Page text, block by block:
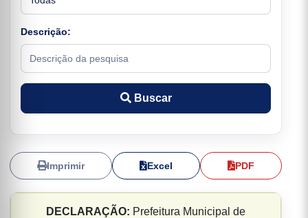
Descrição:
Buscar
Imprimir Excel PDF
DECLARAÇÃO: Prefeitura Municipal de